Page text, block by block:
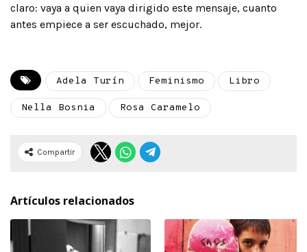
claro: vaya a quien vaya dirigido este mensaje, cuanto
antes empiece a ser escuchado, mejor.
Adela Turín Feminismo Libro
Nella Bosnia Rosa Caramelo
Compartir
Artículos relacionados